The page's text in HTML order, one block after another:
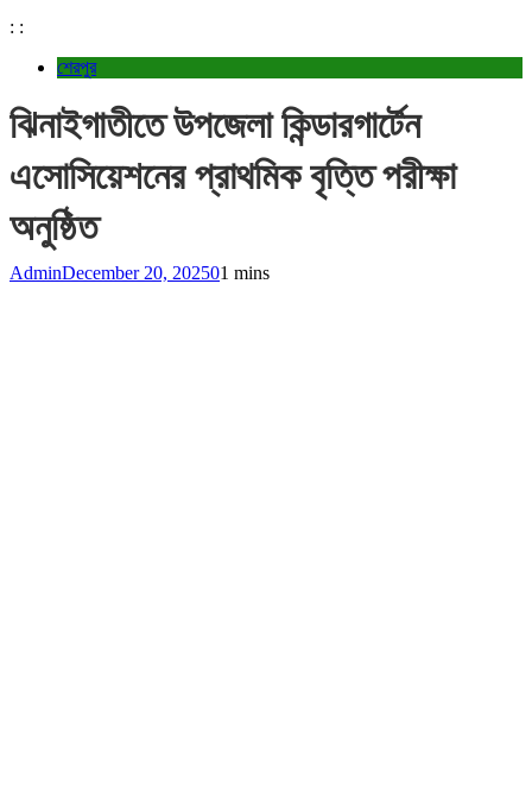
: :
শেরপুর
ঝিনাইগাতীতে উপজেলা কিন্ডারগার্টেন
এসোসিয়েশনের প্রাথমিক বৃত্তি পরীক্ষা
অনুষ্ঠিত
AdminDecember 20, 202501 mins